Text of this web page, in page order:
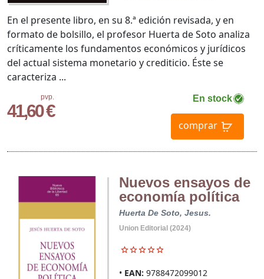
pvp.
41,60 €
En stock
comprar
En el presente libro, en su 8.ª edición revisada, y en
formato de bolsillo, el profesor Huerta de Soto analiza
críticamente los fundamentos económicos y jurídicos
del actual sistema monetario y crediticio. Éste se
caracteriza ...
Nuevos ensayos de
economía política
Huerta De Soto, Jesus.
Union Editorial (2024)
EAN: 9788472099012